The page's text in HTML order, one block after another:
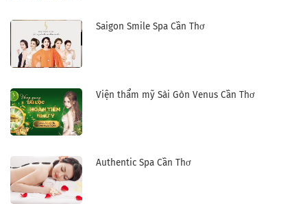
Saigon Smile Spa Cần Thơ
Viện thẩm mỹ Sài Gòn Venus Cần Thơ
Authentic Spa Cần Thơ